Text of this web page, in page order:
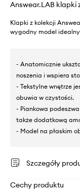
Answear.LAB klapki
Klapki z kolekcji
wygodny model
- Anatomicznie
noszenia i wspiera
- Tekstylne wnętrze
obuwia w czystości.
- Piankowa
także dodatkową
- Model na płaskim
Szczegóły
Cechy produktu